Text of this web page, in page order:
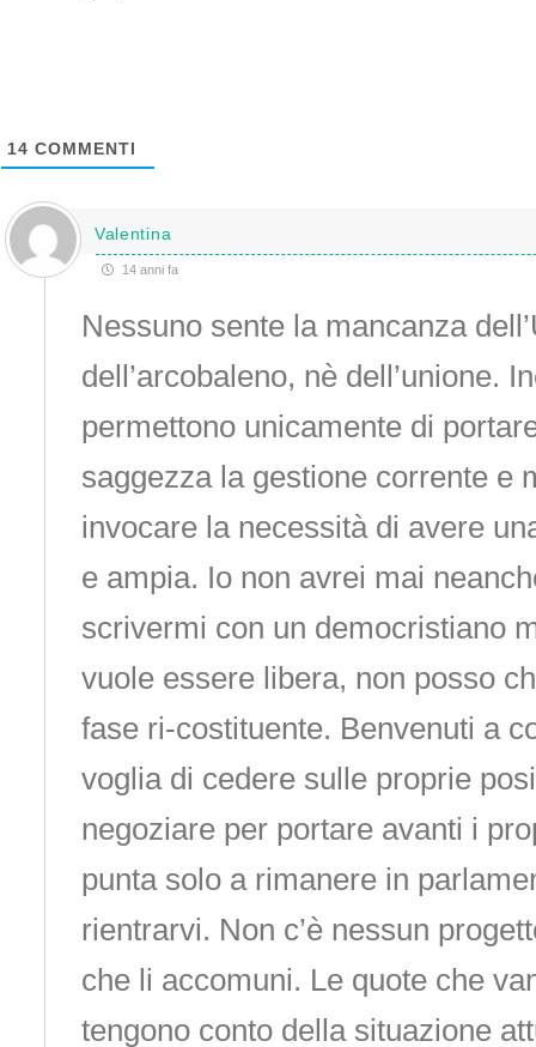
14 COMMENTI
Valentina
14 anni fa
Nessuno sente la mancanza
dell’arcobaleno, nè dell’unione.
permettono unicamente di
saggezza la gestione corrente e
invocare la necessità di avere
e ampia. Io non avrei mai
scrivermi con un democristiano
vuole essere libera, non posso
fase ri-costituente. Benvenuti a
voglia di cedere sulle proprie
negoziare per portare avanti i
punta solo a rimanere in
rientrarvi. Non c’è nessun
che li accomuni. Le quote che
tengono conto della situazione